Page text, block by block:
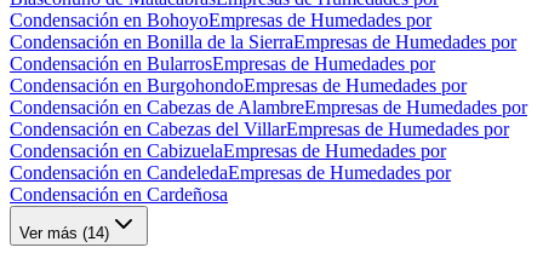
Condensación en BohoyoEmpresas de Humedades por
Condensación en Bonilla de la SierraEmpresas de Humedades por
Condensación en BularrosEmpresas de Humedades por
Condensación en BurgohondoEmpresas de Humedades por
Condensación en Cabezas de AlambreEmpresas de Humedades por
Condensación en Cabezas del VillarEmpresas de Humedades por
Condensación en CabizuelaEmpresas de Humedades por
Condensación en CandeledaEmpresas de Humedades por
Condensación en Cardeñosa
Ver más (14)